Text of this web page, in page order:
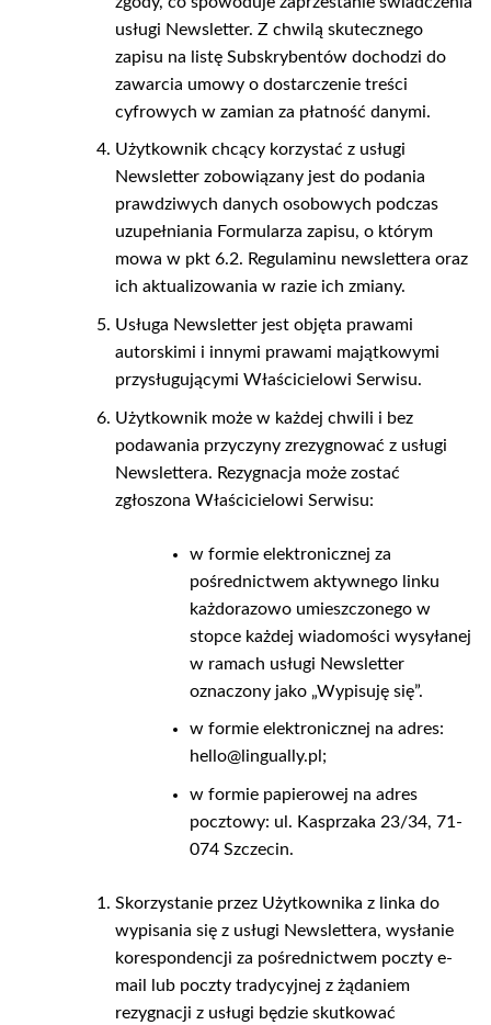
usługi Newsletter. Z chwilą skutecznego
zapisu na listę Subskrybentów dochodzi do
zawarcia umowy o dostarczenie treści
cyfrowych w zamian za płatność danymi.
Użytkownik chcący korzystać z usługi
Newsletter zobowiązany jest do podania
prawdziwych danych osobowych podczas
uzupełniania Formularza zapisu, o którym
mowa w pkt 6.2. Regulaminu newslettera oraz
ich aktualizowania w razie ich zmiany.
Usługa Newsletter jest objęta prawami
autorskimi i innymi prawami majątkowymi
przysługującymi Właścicielowi Serwisu.
Użytkownik może w każdej chwili i bez
podawania przyczyny zrezygnować z usługi
Newslettera. Rezygnacja może zostać
zgłoszona Właścicielowi Serwisu:
w formie elektronicznej za
pośrednictwem aktywnego linku
każdorazowo umieszczonego w
stopce każdej wiadomości wysyłanej
w ramach usługi Newsletter
oznaczony jako „Wypisuję się”.
w formie elektronicznej na adres:
hello@lingually.pl;
w formie papierowej na adres
pocztowy: ul. Kasprzaka 23/34, 71-
074 Szczecin.
Skorzystanie przez Użytkownika z linka do
wypisania się z usługi Newslettera, wysłanie
korespondencji za pośrednictwem poczty e-
mail lub poczty tradycyjnej z żądaniem
rezygnacji z usługi będzie skutkować